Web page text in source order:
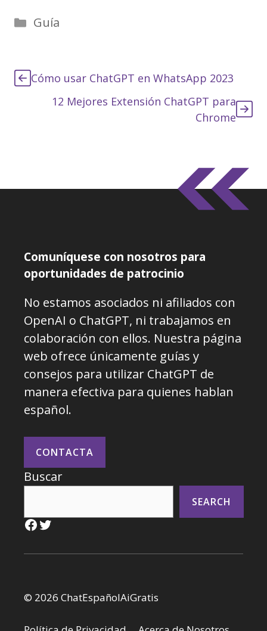
Categorías
Guía
Cómo usar ChatGPT en WhatsApp 2023
12 Mejores Extensión ChatGPT para
Chrome
Comuníquese con nosotros para
oportunidades de patrocinio
No estamos asociados ni afiliados con
OpenAI o ChatGPT, ni trabajamos en
colaboración con ellos. Nuestra página
web ofrece únicamente guías y
consejos para utilizar ChatGPT de
manera efectiva para quienes hablan
español.
CONTACTA
Buscar
SEARCH
Facebook
Twitter
© 2026 ChatEspañolAiGratis